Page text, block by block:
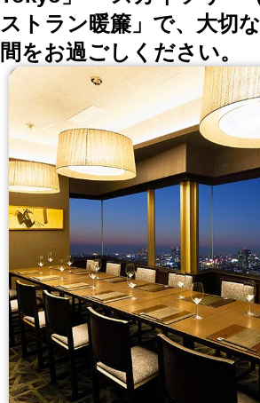
ストラン暖簾」で、大切
間をお過ごしください。